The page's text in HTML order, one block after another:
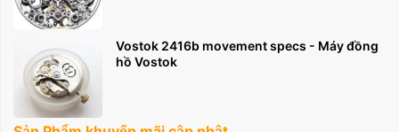
Vostok 2416b movement specs - Máy đồng
hồ Vostok